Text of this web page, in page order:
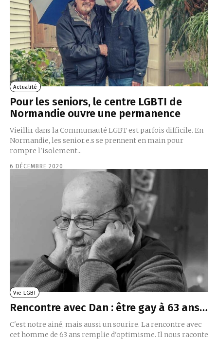
Actualité
Pour les seniors, le centre LGBTI de
Normandie ouvre une permanence
Vieillir dans la Communauté LGBT est parfois difficile. En
Normandie, les senior.e.s se prennent en main pour
rompre l'isolement...
6 DÉCEMBRE 2020
Vie LGBT
Rencontre avec Dan : être gay à 63 ans…
C'est notre ainé, mais aussi un sourire. La rencontre avec
cet homme de 63 ans remplie d'optimisme. Il nous raconte